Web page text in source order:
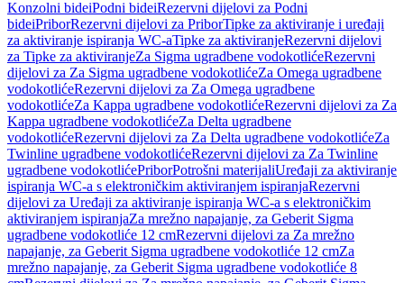
Konzolni bideiPodni bideiRezervni dijelovi za Podni
bideiPriborRezervni dijelovi za PriborTipke za aktiviranje i uređaji
za aktiviranje ispiranja WC-aTipke za aktiviranjeRezervni dijelovi
za Tipke za aktiviranjeZa Sigma ugradbene vodokotlićeRezervni
dijelovi za Za Sigma ugradbene vodokotlićeZa Omega ugradbene
vodokotlićeRezervni dijelovi za Za Omega ugradbene
vodokotlićeZa Kappa ugradbene vodokotlićeRezervni dijelovi za Za
Kappa ugradbene vodokotlićeZa Delta ugradbene
vodokotlićeRezervni dijelovi za Za Delta ugradbene vodokotlićeZa
Twinline ugradbene vodokotlićeRezervni dijelovi za Za Twinline
ugradbene vodokotlićePriborPotrošni materijaliUređaji za aktiviranje
ispiranja WC-a s elektroničkim aktiviranjem ispiranjaRezervni
dijelovi za Uređaji za aktiviranje ispiranja WC-a s elektroničkim
aktiviranjem ispiranjaZa mrežno napajanje, za Geberit Sigma
ugradbene vodokotliće 12 cmRezervni dijelovi za Za mrežno
napajanje, za Geberit Sigma ugradbene vodokotliće 12 cmZa
mrežno napajanje, za Geberit Sigma ugradbene vodokotliće 8